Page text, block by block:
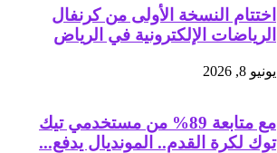
اختتام النسخة الأولى من كرنفال
الرياضات الإلكترونية في الرياض
يونيو 8, 2026
مع متابعة 89% من مستخدمي تيك
توك لكرة القدم.. المونديال يدفع...